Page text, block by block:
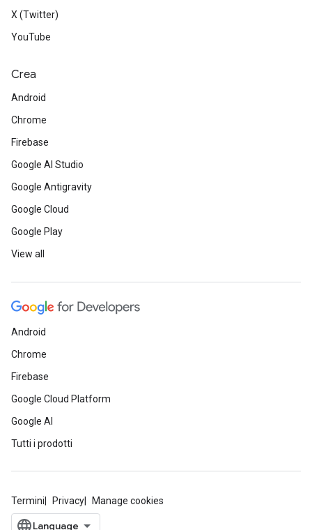
X (Twitter)
YouTube
Crea
Android
Chrome
Firebase
Google AI Studio
Google Antigravity
Google Cloud
Google Play
View all
Android
Chrome
Firebase
Google Cloud Platform
Google AI
Tutti i prodotti
Termini Privacy Manage cookies